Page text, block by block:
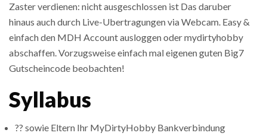
Zaster verdienen: nicht ausgeschlossen ist Das daruber
hinaus auch durch Live-Ubertragungen via Webcam. Easy &
einfach den MDH Account ausloggen oder mydirtyhobby
abschaffen. Vorzugsweise einfach mal eigenen guten Big7
Gutscheincode beobachten!
Syllabus
?? sowie Eltern Ihr MyDirtyHobby Bankverbindung